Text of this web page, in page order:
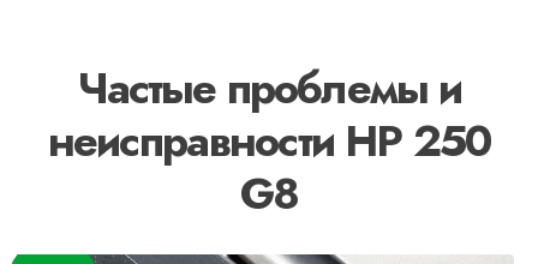
Частые проблемы и
неисправности HP 250
G8